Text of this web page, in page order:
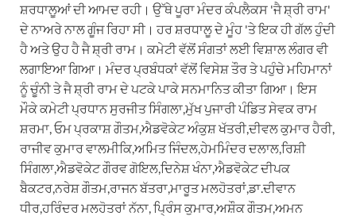
ਸ਼ਰਧਾਲੂਆਂ ਦੀ ਆਮਦ ਰਹੀ। ਉੱਥੇ ਪੂਰਾ ਮੰਦਰ ਕੰਪਲੈਕਸ 'ਜੈ ਸ਼੍ਰੀ ਰਾਮ'
ਦੇ ਨਾਅਰੇ ਨਾਲ ਗੂੰਜ ਰਿਹਾ ਸੀ। ਹਰ ਸ਼ਰਧਾਲੂ ਦੇ ਮੂੰਹ 'ਤੇ ਇਕ ਹੀ ਗੱਲ ਹੁੰਦੀ
ਹੈ ਅਤੇ ਉਹ ਹੈ ਜੈ ਸ਼੍ਰੀ ਰਾਮ। ਕਮੇਟੀ ਵੱਲੋਂ ਸੰਗਤਾਂ ਲਈ ਵਿਸ਼ਾਲ ਲੰਗਰ ਵੀ
ਲਗਾਇਆ ਗਿਆ। ਮੰਦਰ ਪ੍ਰਬੰਧਕਾਂ ਵੱਲੋਂ ਵਿਸੇਸ਼ ਤੌਰ ਤੇ ਪਹੁੰਚੇ ਮਹਿਮਾਨਾਂ
ਨੂੰ ਚੂੰਨੀ ਤੇ ਜੈ ਸ਼੍ਰੀ ਰਾਮ ਦੇ ਪਟਕੇ ਪਾਕੇ ਸਨਮਾਨਿਤ ਕੀਤਾ ਗਿਆ। ਇਸ
ਮੌਕੇ ਕਮੇਟੀ ਪ੍ਰਧਾਨ ਸੁਰਜੀਤ ਸਿੰਗਲਾ,ਮੁੱਖ ਪੁਜਾਰੀ ਪੰਡਿਤ ਸੇਵਕ ਰਾਮ
ਸ਼ਰਮਾ, ਓਮ ਪ੍ਰਕਾਸ਼ ਗੌਤਮ,ਐਡਵੋਕੇਟ ਅੰਕੁਸ਼ ਖੱਤਰੀ,ਦੀਵਲ ਕੁਮਾਰ ਹੈਰੀ,
ਰਾਜੀਵ ਕੁਮਾਰ ਵਾਲਮੀਕਿ,ਅਮਿਤ ਜਿੰਦਲ,ਹੇਮਮਿੰਦਰ ਦਲਾਲ,ਰਿਸ਼ੀ
ਸਿੰਗਲਾ,ਐਡਵੋਕੇਟ ਗੌਰਵ ਗੋਇਲ,ਦਿਨੇਸ਼ ਖੰਨਾ,ਐਡਵੋਕੇਟ ਦੀਪਕ
ਬੈਕਟਰ,ਨਰੇਸ਼ ਗੌਤਮ,ਰਾਜਨ ਬੱਤਰਾ,ਮਾਰੂਤ ਮਲਹੋਤਰਾਂ,ਡਾ.ਦੀਵਾਨ
ਧੀਰ,ਹਰਿੰਦਰ ਮਲਹੋਤਰਾਂ ਨੱਨਾ, ਪ੍ਰਿੰਸ ਕੁਮਾਰ,ਅਸ਼ੌਕ ਗੌਤਮ,ਅਮਨ